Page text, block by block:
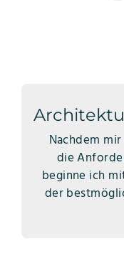
Nachdem
die
beginne ich
der